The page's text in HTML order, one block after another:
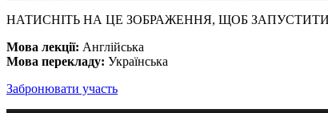
НАТИСНІТЬ НА ЦЕ ЗОБРАЖЕННЯ, ЩОБ
Мова лекції: Англійська
Мова перекладу: Українська
Забронювати участь